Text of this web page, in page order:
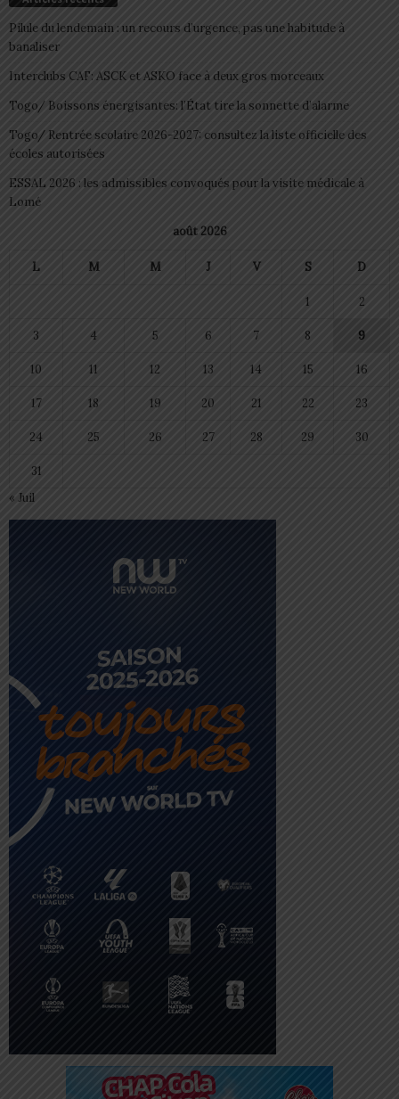
Pilule du lendemain : un recours d’urgence, pas une habitude à
banaliser
Interclubs CAF: ASCK et ASKO face à deux gros morceaux
Togo/ Boissons énergisantes: l’État tire la sonnette d’alarme
Togo/ Rentrée scolaire 2026-2027: consultez la liste officielle des
écoles autorisées
ESSAL 2026 : les admissibles convoqués pour la visite médicale à
Lomé
août 2026
L M M J V S D
1 2
3 4 5 6 7 8 9
10 11 12 13 14 15 16
17 18 19 20 21 22 23
24 25 26 27 28 29 30
31
« Juil